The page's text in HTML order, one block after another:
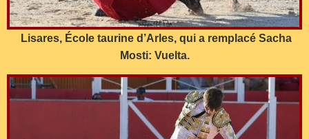
Lisares, École taurine d’Arles, qui a remplacé Sacha
Mosti: Vuelta.